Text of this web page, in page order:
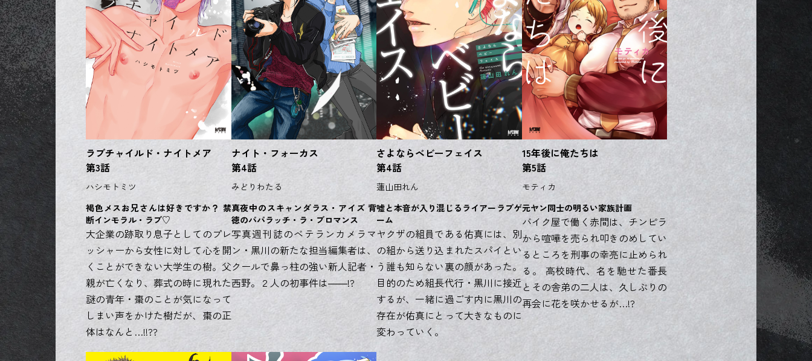
ラブチャイルド・ナイトメア
第3話
ハシモトミツ
褐色メスお兄さんは好きですか？ 禁
断インモラル・ラブ♡
大企業の跡取り息子としてのプレ
ッシャーから女性に対して心を開
くことができない大学生の樹。父
親が亡くなり、葬式の時に現れた
謎の青年・棗のことが気になって
しまい声をかけた樹だが、棗の正
体はなんと…!!??
ナイト・フォーカス
第4話
みどりわたる
真夜中のスキャンダラス・アイズ 背
徳のパパラッチ・ラ・ブロマンス
写真週刊誌のベテランカメラマ
ン・黒川の新たな担当編集者は、
クールで鼻っ柱の強い新人記者・
西野。２人の初事件は――!?
さよならベビーフェイス
第4話
蓮山田れん
嘘と本音が入り混じるライアーラブゲ
ーム
ヤクザの組員である佑真には、別
の組から送り込まれたスパイとい
う誰も知らない裏の顔があった。
目的のため組長代行・黒川に接近
するが、一緒に過ごす内に黒川の
存在が佑真にとって大きなものに
変わっていく。
15年後に俺たちは
第5話
モティカ
元ヤン同士の明るい家族計画
バイク屋で働く赤間は、チンピラ
から喧嘩を売られ叩きのめしてい
るところを刑事の幸亮に止められ
る。 高校時代、名を馳せた番長
とその舎弟の二人は、久しぶりの
再会に花を咲かせるが…!?